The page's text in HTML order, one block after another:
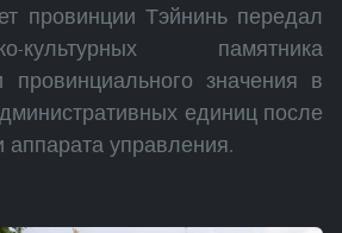
провинции Тэйнинь передал
памятника
провинциального значения в
единиц после
аппарата управления.